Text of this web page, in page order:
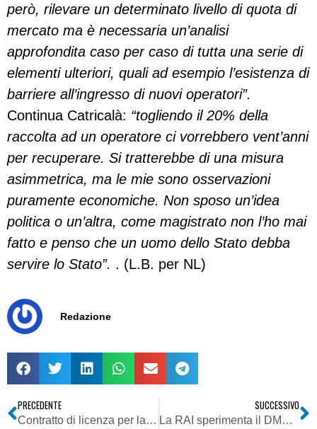
però, rilevare un determinato livello di quota di
mercato ma è necessaria un’analisi
approfondita caso per caso di tutta una serie di
elementi ulteriori, quali ad esempio l’esistenza di
barriere all’ingresso di nuovi operatori”.
Continua Catricalà: “togliendo il 20% della
raccolta ad un operatore ci vorrebbero vent’anni
per recuperare. Si tratterebbe di una misura
asimmetrica, ma le mie sono osservazioni
puramente economiche. Non sposo un’idea
politica o un’altra, come magistrato non l’ho mai
fatto e penso che un uomo dello Stato debba
servire lo Stato”. . (L.B. per NL)
Redazione
PRECEDENTE
Contratto di licenza per la riproduzione e l’utilizzazione di fonogrammi per emittenti radiotelevisive
SUCCESSIVO
La RAI sperimenta il DMB e riaccende 846 kHz